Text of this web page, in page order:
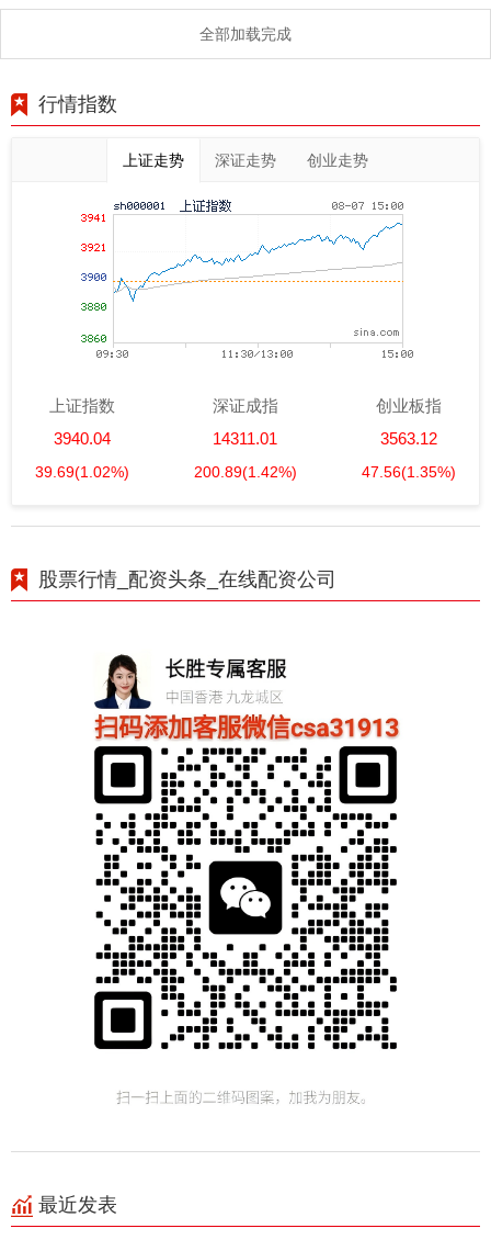
全部加载完成
行情指数
上证走势 深证走势 创业走势
上证指数
3940.04
39.69(1.02%)
深证成指
14311.01
200.89(1.42%)
创业板指
3563.12
47.56(1.35%)
股票行情_配资头条_在线配资公司
最近发表